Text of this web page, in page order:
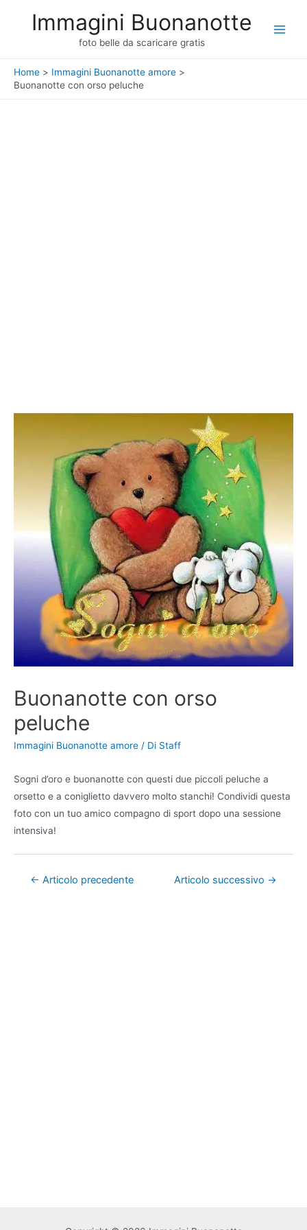
Immagini Buonanotte
foto belle da scaricare gratis
Home
Immagini Buonanotte amore
Buonanotte con orso peluche
Buonanotte con orso
peluche
Immagini Buonanotte amore / Di Staff
Sogni d’oro e buonanotte con questi due piccoli peluche a
orsetto e a coniglietto davvero molto stanchi! Condividi questa
foto con un tuo amico compagno di sport dopo una sessione
intensiva!
Navigazione
← Articolo precedente Articolo successivo →